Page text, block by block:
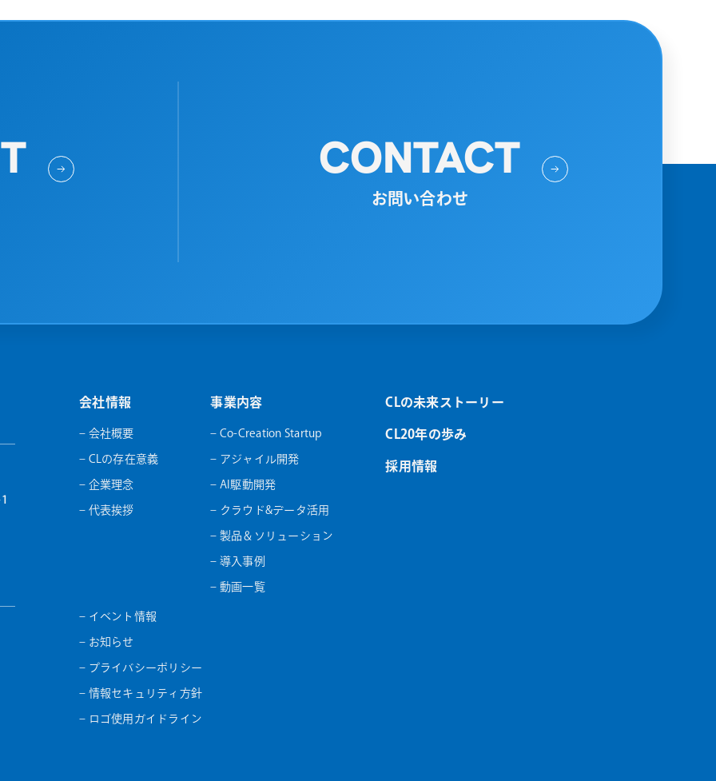
CONTACT
お問い合わせ
会社情報
– 会社概要
– CLの存在意義
– 企業理念
– 代表挨拶
事業内容
– Co-Creation Startup
– アジャイル開発
– AI駆動開発
– クラウド&データ活用
– 製品＆ソリューション
– 導入事例
– 動画一覧
CLの未来ストーリー
CL20年の歩み
採用情報
– イベント情報
– お知らせ
– プライバシーポリシー
– 情報セキュリティ方針
– ロゴ使用ガイドライン